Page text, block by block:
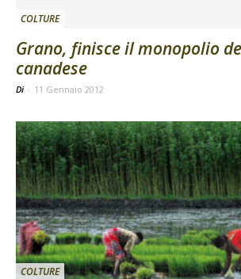
COLTURE
Grano, finisce il monopolio
canadese
Di - 11 Gennaio 2012
COLTURE